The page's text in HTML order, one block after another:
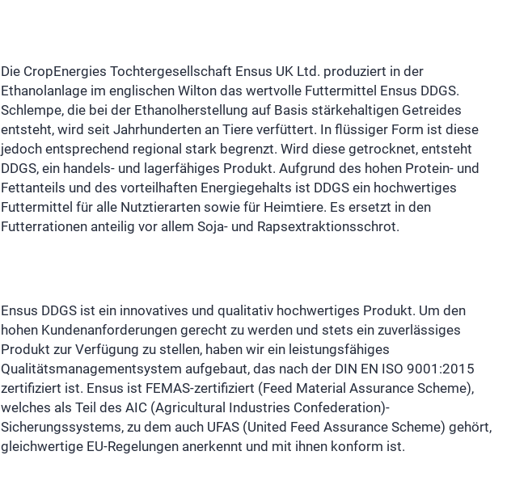
Die CropEnergies Tochtergesellschaft Ensus UK Ltd. produziert in der
Ethanolanlage im englischen Wilton das wertvolle Futtermittel Ensus DDGS.
Schlempe, die bei der Ethanolherstellung auf Basis stärkehaltigen Getreides
entsteht, wird seit Jahrhunderten an Tiere verfüttert. In flüssiger Form ist diese
jedoch entsprechend regional stark begrenzt. Wird diese getrocknet, entsteht
DDGS, ein handels- und lagerfähiges Produkt. Aufgrund des hohen Protein- und
Fettanteils und des vorteilhaften Energiegehalts ist DDGS ein hochwertiges
Futtermittel für alle Nutztierarten sowie für Heimtiere. Es ersetzt in den
Futterrationen anteilig vor allem Soja- und Rapsextraktionsschrot.
Ensus DDGS ist ein innovatives und qualitativ hochwertiges Produkt. Um den
hohen Kundenanforderungen gerecht zu werden und stets ein zuverlässiges
Produkt zur Verfügung zu stellen, haben wir ein leistungsfähiges
Qualitätsmanagementsystem aufgebaut, das nach der DIN EN ISO 9001:2015
zertifiziert ist. Ensus ist FEMAS-zertifiziert (Feed Material Assurance Scheme),
welches als Teil des AIC (Agricultural Industries Confederation)-
Sicherungssystems, zu dem auch UFAS (United Feed Assurance Scheme) gehört,
gleichwertige EU-Regelungen anerkennt und mit ihnen konform ist.